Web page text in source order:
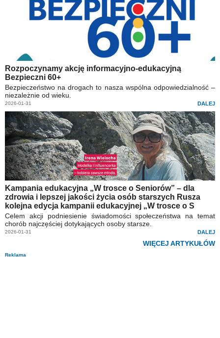
Rozpoczynamy akcję informacyjno-edukacyjną
Bezpieczni 60+
Bezpieczeństwo na drogach to nasza wspólna odpowiedzialność –
niezależnie od wieku.
2026-01-31 DALEJ
Kampania edukacyjna „W trosce o Seniorów” – dla
zdrowia i lepszej jakości życia osób starszych Rusza
kolejna edycja kampanii edukacyjnej „W trosce o S
Celem akcji podniesienie świadomości społeczeństwa na temat
chorób najczęściej dotykających osoby starsze.
2026-01-31 DALEJ
WIĘCEJ ARTYKUŁÓW
Reklama